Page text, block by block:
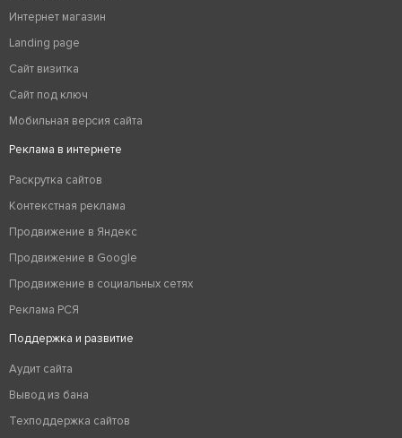
Интернет магазин
Landing page
Сайт визитка
Сайт под ключ
Мобильная версия сайта
Реклама в интернете
Раскрутка сайтов
Контекстная реклама
Продвижение в Яндекс
Продвижение в Google
Продвижение в социальных сетях
Реклама РСЯ
Поддержка и развитие
Аудит сайта
Вывод из бана
Техподдержка сайтов